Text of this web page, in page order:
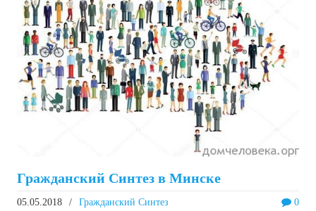
Гражданский Синтез в Минске
0
05.05.2018 / Гражданский Синтез